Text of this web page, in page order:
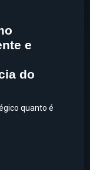
e
do
quanto é